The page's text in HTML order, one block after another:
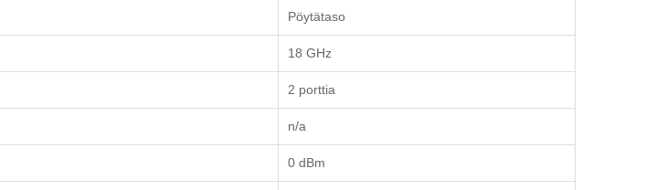
Pöytätaso
18 GHz
2 porttia
n/a
0 dBm